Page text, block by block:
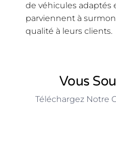
de véhicules adaptés
parviennent à
qualité à leurs clients.
Vous
Téléchargez Notre